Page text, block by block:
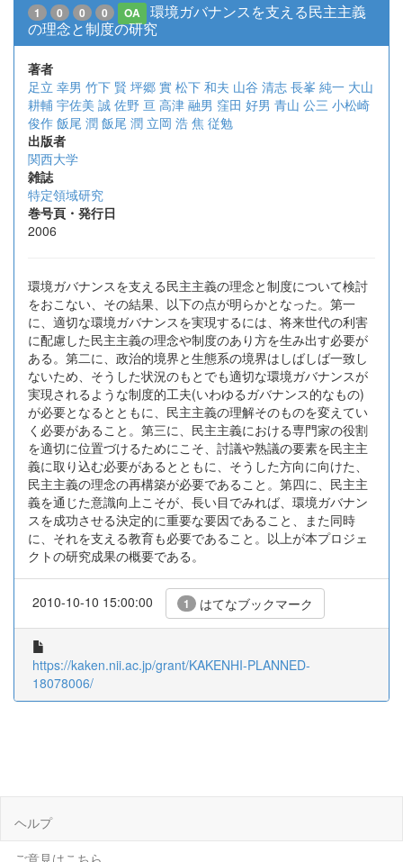
1 0 0 0 OA
環境ガバナンスを支える民主主義
の理念と制度の研究
著者
足立 幸男 竹下 賢 坪郷 實 松下 和夫 山谷 清志 長峯 純一 大山
耕輔 宇佐美 誠 佐野 亘 高津 融男 窪田 好男 青山 公三 小松崎
俊作 飯尾 潤 飯尾 潤 立岡 浩 焦 従勉
出版者
関西大学
雑誌
特定領域研究
巻号頁・発行日
2006
環境ガバナンスを支える民主主義の理念と制度について検討
をおこない、その結果、以下の点が明らかとなった。第一
に、適切な環境ガバナンスを実現するには、将来世代の利害
に配慮した民主主義の理念や制度のあり方を生み出す必要が
ある。第二に、政治的境界と生態系の境界はしばしば一致し
ないため、そうした状況のもとでも適切な環境ガバナンスが
実現されるような制度的工夫(いわゆるガバナンス的なもの)
が必要となるとともに、民主主義の理解そのものを変えてい
く必要があること。第三に、民主主義における専門家の役割
を適切に位置づけるためにこそ、討議や熟議の要素を民主主
義に取り込む必要があるとともに、そうした方向に向けた、
民主主義の理念の再構築が必要であること。第四に、民主主
義を通じた意識向上こそが、長い目でみれば、環境ガバナン
スを成功させる決定的に重要な要因であること、また同時
に、それを支える教育も必要であること。以上が本プロジェ
クトの研究成果の概要である。
2010-10-10 15:00:00 1 はてなブックマーク
https://kaken.nii.ac.jp/grant/KAKENHI-PLANNED-
18078006/
ヘルプ
ご意見はこちら